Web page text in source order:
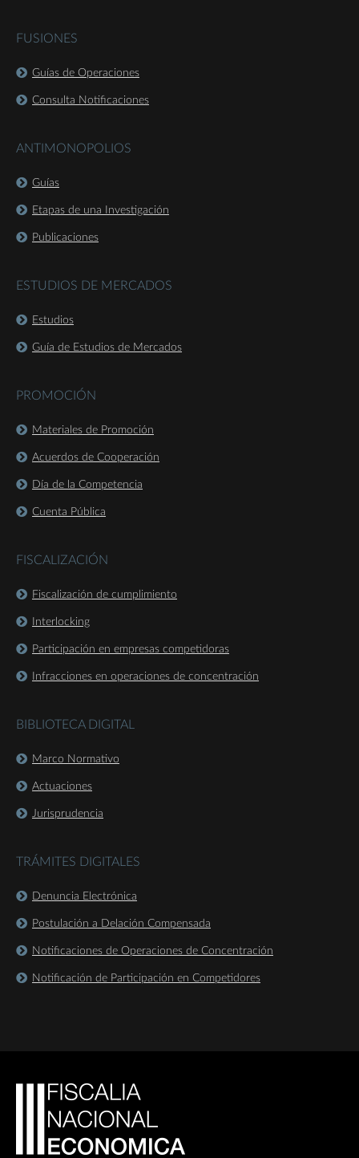
FUSIONES
Guías de Operaciones
Consulta Notificaciones
ANTIMONOPOLIOS
Guías
Etapas de una Investigación
Publicaciones
ESTUDIOS DE MERCADOS
Estudios
Guía de Estudios de Mercados
PROMOCIÓN
Materiales de Promoción
Acuerdos de Cooperación
Día de la Competencia
Cuenta Pública
FISCALIZACIÓN
Fiscalización de cumplimiento
Interlocking
Participación en empresas competidoras
Infracciones en operaciones de concentración
BIBLIOTECA DIGITAL
Marco Normativo
Actuaciones
Jurisprudencia
TRÁMITES DIGITALES
Denuncia Electrónica
Postulación a Delación Compensada
Notificaciones de Operaciones de Concentración
Notificación de Participación en Competidores